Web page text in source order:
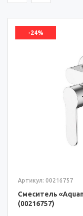
-24%
Артикул: 00216757
Смеситель
(00216757)